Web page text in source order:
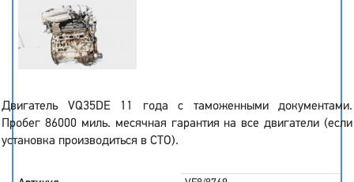
Двигатель VQ35DE 11 года с таможенными документами.
Пробег 86000 миль. месячная гарантия на все двигатели (если
установка производиться в СТО).